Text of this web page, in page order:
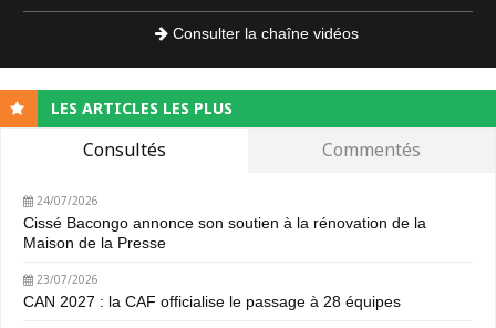
Consulter la chaîne vidéos
LES ARTICLES LES PLUS
Consultés Commentés
24/07/2026
Cissé Bacongo annonce son soutien à la rénovation de la
Maison de la Presse
23/07/2026
CAN 2027 : la CAF officialise le passage à 28 équipes